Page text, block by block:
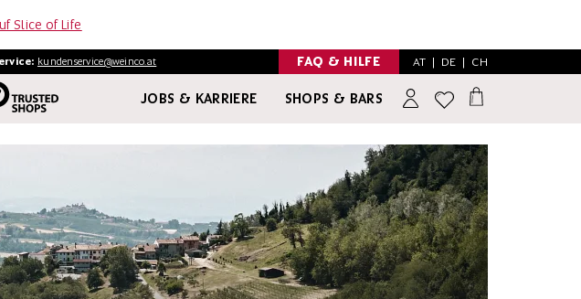
Slice of Life
kundenservice@weinco.at FAQ & HILFE AT | DE | CH
JOBS & KARRIERE SHOPS & BARS
AKTIONEN INSPIRATION NO & LOW ALCOHOL